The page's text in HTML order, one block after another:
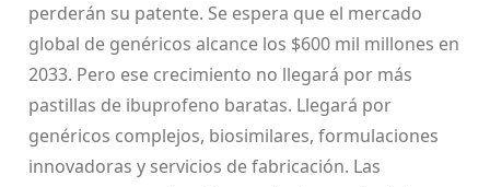
perderán su patente. Se espera que el mercado
global de genéricos alcance los $600 mil millones en
2033. Pero ese crecimiento no llegará por más
pastillas de ibuprofeno baratas. Llegará por
genéricos complejos, biosimilares, formulaciones
innovadoras y servicios de fabricación. Las